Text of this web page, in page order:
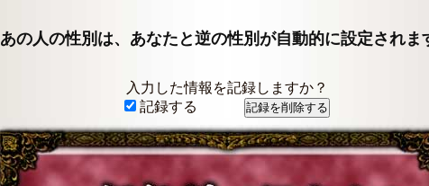
あの人の性別は、あなたと逆の性別が自動的に設定されま
入力した情報を記録しますか？
記録する